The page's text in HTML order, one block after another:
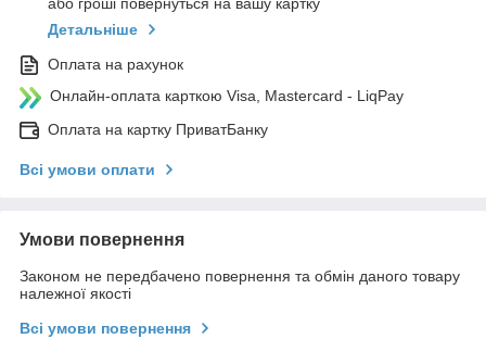
або гроші повернуться на вашу картку
Детальніше
Оплата на рахунок
Онлайн-оплата карткою Visa, Mastercard - LiqPay
Оплата на картку ПриватБанку
Всі умови оплати
Умови повернення
Законом не передбачено повернення та обмін даного товару
належної якості
Всі умови повернення